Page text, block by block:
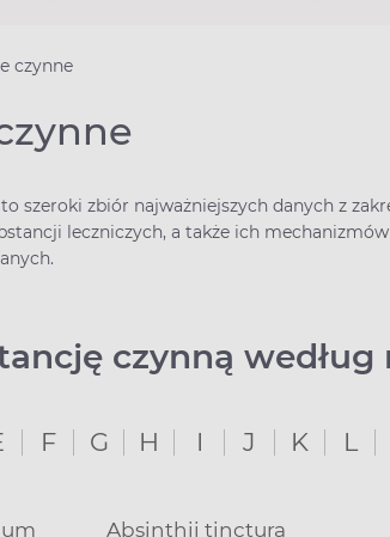
czynne
szeroki zbiór najważniejszych danych z
leczniczych, a także ich
czynną według
F G H I J K L
Absinthii tinctura